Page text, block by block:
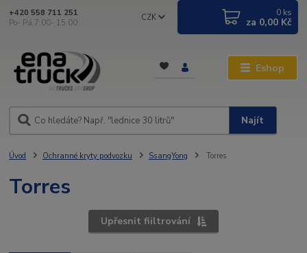
Eshop
CZK
Najít
+420 558 711 251
Po- Pá 7:00- 15:00
0 ks
za 0,00 Kč
Úvod Ochranné kryty podvozku SsangYong Torres
Torres
Upřesnit fiiltrování